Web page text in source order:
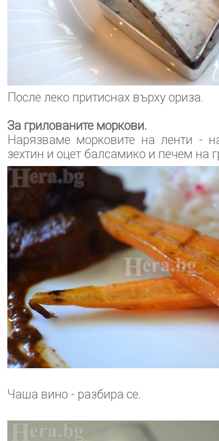
После леко притиснах върху ориза.
За грилованите моркови.
Нарязваме морковите на ленти -
зехтин и оцет балсамико и печем на
Чаша вино - разбира се.